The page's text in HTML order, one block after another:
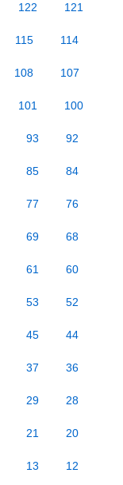
122 121
115 114
108 107
101 100
93 92
85 84
77 76
69 68
61 60
53 52
45 44
37 36
29 28
21 20
13 12